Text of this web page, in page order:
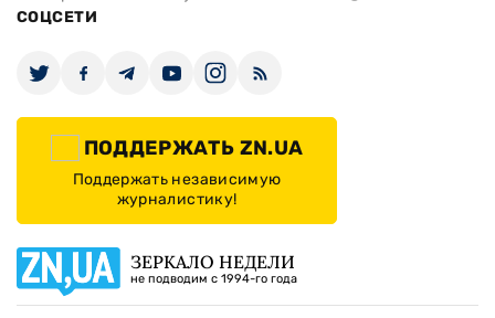
СОЦСЕТИ
ПОДДЕРЖАТЬ ZN.UA
Поддержать независимую
журналистику!
ЗЕРКАЛО НЕДЕЛИ
не подводим с 1994-го года